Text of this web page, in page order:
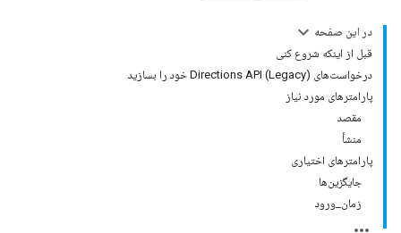
در این صفحه
قبل از اینکه شروع کنی
درخواست‌های Directions API (Legacy) خود را بسازید
پارامترهای مورد نیاز
مقصد
منشأ
پارامترهای اختیاری
جایگزین‌ها
زمان_ورود